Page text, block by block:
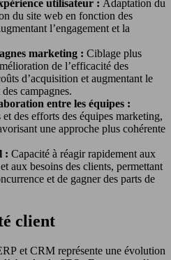
utilisateur : Adaptation du
du site web en fonction des
l’engagement et la
marketing : Ciblage plus
de l’efficacité des
d’acquisition et augmentant le
campagnes.
entre les équipes :
des efforts des équipes marketing,
une approche plus cohérente
: Capacité à réagir rapidement aux
aux besoins des clients, permettant
et de gagner des parts de
client
et CRM représente une évolution